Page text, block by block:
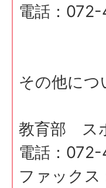
電話：
その他につ
教育部 ス
電話：
ファック